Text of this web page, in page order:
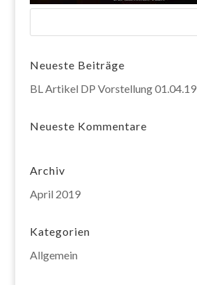
Neueste Beiträge
BL Artikel DP Vorstellung 01.04.19
Neueste Kommentare
Archiv
April 2019
Kategorien
Allgemein